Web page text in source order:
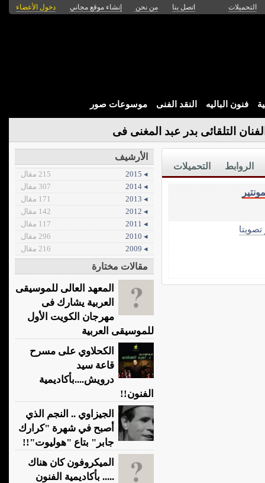
التحميلات اتصل بنا من نحن إنشاء موقع مجاني دخول الأعضاء
فنون الباليه النقد الفنى موسوعات صور
التلقائى بدر عبد المغنى فى
التحميلات الروابط
تصويتا
الأرشيف
◂ 2015
215 مقال
◂ 2014
307 مقال
◂ 2013
171 مقال
◂ 2012
142 مقال
◂ 2011
117 مقال
◂ 2010
296 مقال
◂ 2009
216 مقال
مقالات مختارة
المعهد العالى للموسيقى
العربية يشارك فى
مهرجان الكويت الأول
للموسيقى العربية
الكحلاوي على مسرح
قاعة سيد
درويش....بأكاديمية
الفنون!!
الجيزاوي .. النجم الذي
أصبح في شهرة "كرارك
جابر" بتاع "هوليوت"!!
الميكروفون كان هناك
..... بأكاديمية الفنون